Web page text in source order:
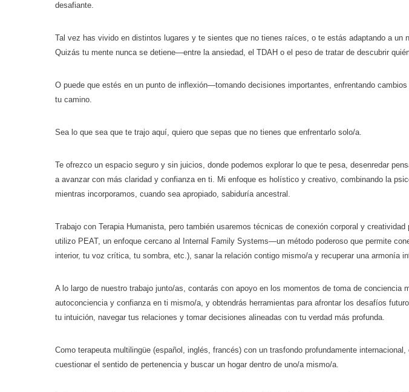
desafiante.
Tal vez has vivido en distintos lugares y te sientes que no tienes raíces, o te estás adaptando a un
Quizás tu mente nunca se detiene—entre la ansiedad, el TDAH o el peso de tratar de descubrir
O puede que estés en un punto de inflexión—tomando decisiones importantes, enfrentando
tu camino.
Sea lo que sea que te trajo aquí, quiero que sepas que no tienes que enfrentarlo solo/a.
Te ofrezco un espacio seguro y sin juicios, donde podemos explorar lo que te pesa, desenredar
a avanzar con más claridad y confianza en ti. Mi enfoque es holístico y creativo, combinando la
mientras incorporamos, cuando sea apropiado, sabiduría ancestral.
Trabajo con Terapia Humanista, pero también usaremos técnicas de conexión corporal y
utilizo PEAT, un enfoque cercano al Internal Family Systems—un método poderoso que permite
interior, tu voz crítica, tu sombra, etc.), sanar la relación contigo mismo/a y recuperar una armonía
A lo largo de nuestro trabajo junto/as, contarás con apoyo en los momentos de toma de conciencia
autoconciencia y confianza en ti mismo/a, y obtendrás herramientas para afrontar los desafíos
tu intuición, navegar tus relaciones y tomar decisiones alineadas con tu verdad más profunda.
Como terapeuta multilingüe (español, inglés, francés) con un trasfondo profundamente
cuestionar el sentido de pertenencia y buscar un hogar dentro de uno/a mismo/a.